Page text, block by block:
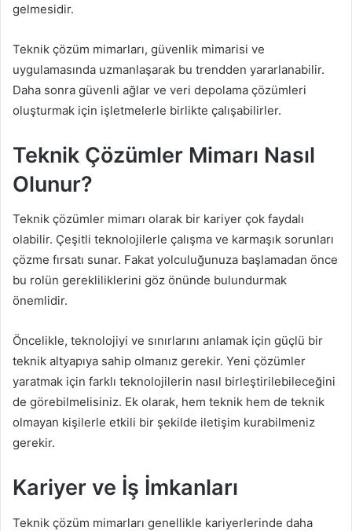
gelmesidir.
Teknik çözüm mimarları, güvenlik mimarisi ve
uygulamasında uzmanlaşarak bu trendden yararlanabilir.
Daha sonra güvenli ağlar ve veri depolama çözümleri
oluşturmak için işletmelerle birlikte çalışabilirler.
Teknik Çözümler Mimarı Nasıl
Olunur?
Teknik çözümler mimarı olarak bir kariyer çok faydalı
olabilir. Çeşitli teknolojilerle çalışma ve karmaşık sorunları
çözme fırsatı sunar. Fakat yolculuğunuza başlamadan önce
bu rolün gerekliliklerini göz önünde bulundurmak
önemlidir.
Öncelikle, teknolojiyi ve sınırlarını anlamak için güçlü bir
teknik altyapıya sahip olmanız gerekir. Yeni çözümler
yaratmak için farklı teknolojilerin nasıl birleştirilebileceğini
de görebilmelisiniz. Ek olarak, hem teknik hem de teknik
olmayan kişilerle etkili bir şekilde iletişim kurabilmeniz
gerekir.
Kariyer ve İş İmkanları
Teknik çözüm mimarları genellikle kariyerlerinde daha